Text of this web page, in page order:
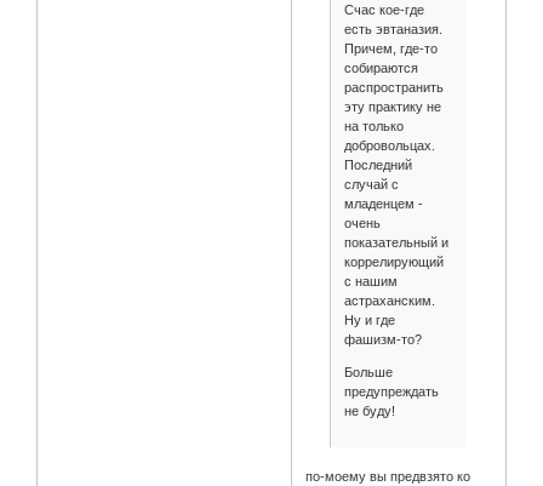
Счас кое-где
есть эвтаназия.
Причем, где-то
собираются
распространить
эту практику не
на только
добровольцах.
Последний
случай с
младенцем -
очень
показательный и
коррелирующий
с нашим
астраханским.
Ну и где
фашизм-то?
Больше
предупреждать
не буду!
по-моему вы предвзято ко